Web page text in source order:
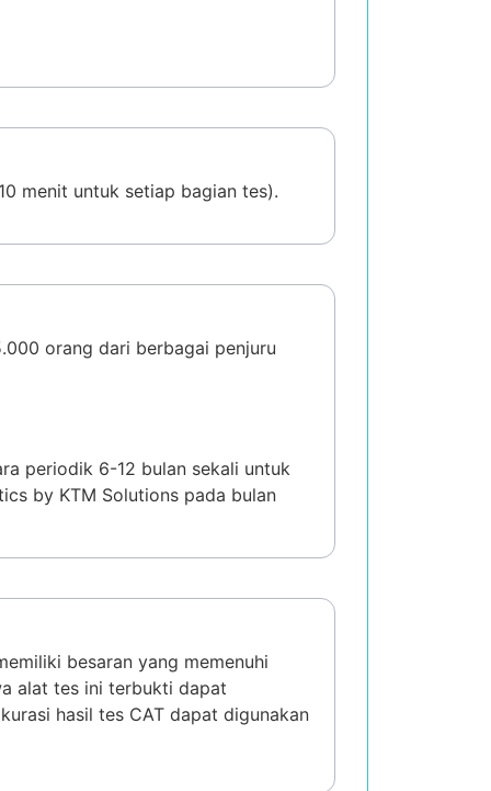
menit untuk setiap bagian tes).
orang dari berbagai penjuru
periodik 6-12 bulan sekali untuk
by KTM Solutions pada bulan
besaran yang memenuhi
alat tes ini terbukti dapat
hasil tes CAT dapat digunakan